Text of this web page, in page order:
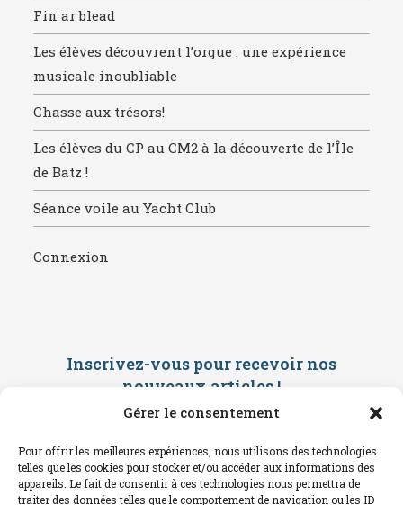
Gérer le consentement
Pour offrir les meilleures expériences, nous utilisons des technologies
telles que les cookies pour stocker et/ou accéder aux informations des
appareils. Le fait de consentir à ces technologies nous permettra de
traiter des données telles que le comportement de navigation ou les ID
Fin ar blead
Les élèves découvrent l’orgue : une expérience
musicale inoubliable
Chasse aux trésors!
Les élèves du CP au CM2 à la découverte de l’Île
de Batz !
Séance voile au Yacht Club
Connexion
Inscrivez-vous pour recevoir nos
nouveaux articles !
Saisissez ci-dessous votre adresse
confirmation par mail. Consultez vos
spams !